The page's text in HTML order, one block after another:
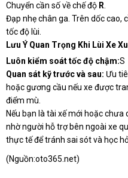
Chuyển cần số về chế độ R
Đạp nhẹ chân ga. Trên dốc cao,
tốc độ lùi.
Lưu Ý Quan Trọng Khi Lùi Xe
Luôn kiểm soát tốc độ chậm:S
Quan sát kỹ trước và sau: Ưu
hoặc gương cầu nếu xe được
điểm mù.
Nếu bạn là tài xế mới hoặc
nhờ người hỗ trợ bên ngoài xe
thực tế để tránh sai sót và học
(Nguồn:oto365.net)